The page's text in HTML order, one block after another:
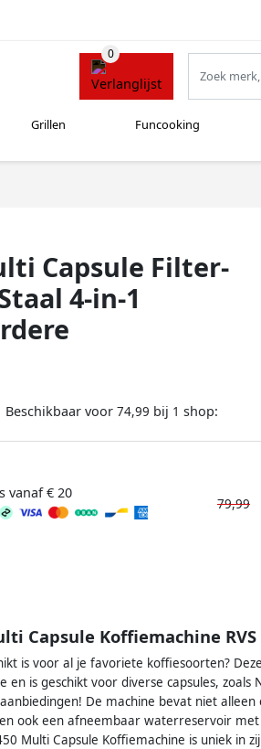
Grillen Funcooking
Capsule Filter-
4-in-1
Beschikbaar voor 74,99 bij 1 shop:
vanaf € 20
79,99
Capsule Koffiemachine RVS
is voor al je favoriete koffiesoorten?
is geschikt voor diverse capsules, zoals
De machine bevat niet alleen
ook een afneembaar waterreservoir
Multi Capsule Koffiemachine is uniek in